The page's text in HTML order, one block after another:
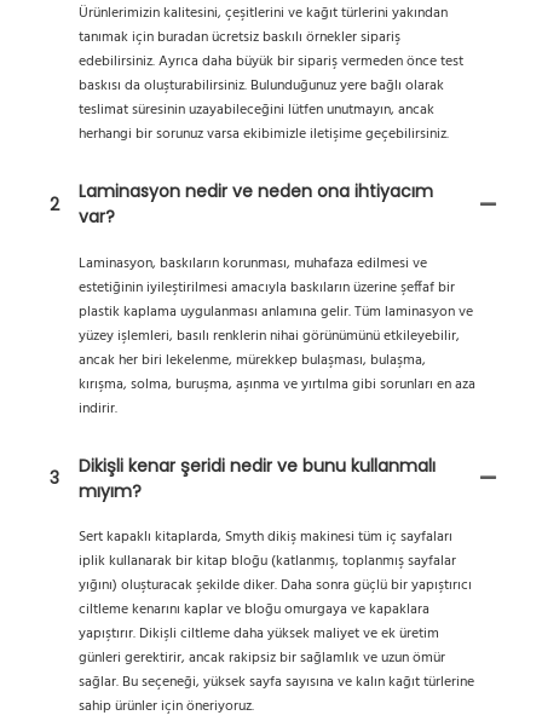
Ürünlerimizin kalitesini, çeşitlerini ve kağıt türlerini yakından
tanımak için buradan ücretsiz baskılı örnekler sipariş
edebilirsiniz. Ayrıca daha büyük bir sipariş vermeden önce test
baskısı da oluşturabilirsiniz. Bulunduğunuz yere bağlı olarak
teslimat süresinin uzayabileceğini lütfen unutmayın, ancak
herhangi bir sorunuz varsa ekibimizle iletişime geçebilirsiniz.
2
Laminasyon nedir ve neden ona ihtiyacım
var?
Laminasyon, baskıların korunması, muhafaza edilmesi ve
estetiğinin iyileştirilmesi amacıyla baskıların üzerine şeffaf bir
plastik kaplama uygulanması anlamına gelir. Tüm laminasyon ve
yüzey işlemleri, basılı renklerin nihai görünümünü etkileyebilir,
ancak her biri lekelenme, mürekkep bulaşması, bulaşma,
kırışma, solma, buruşma, aşınma ve yırtılma gibi sorunları en aza
indirir.
3
Dikişli kenar şeridi nedir ve bunu kullanmalı
mıyım?
Sert kapaklı kitaplarda, Smyth dikiş makinesi tüm iç sayfaları
iplik kullanarak bir kitap bloğu (katlanmış, toplanmış sayfalar
yığını) oluşturacak şekilde diker. Daha sonra güçlü bir yapıştırıcı
ciltleme kenarını kaplar ve bloğu omurgaya ve kapaklara
yapıştırır. Dikişli ciltleme daha yüksek maliyet ve ek üretim
günleri gerektirir, ancak rakipsiz bir sağlamlık ve uzun ömür
sağlar. Bu seçeneği, yüksek sayfa sayısına ve kalın kağıt türlerine
sahip ürünler için öneriyoruz.